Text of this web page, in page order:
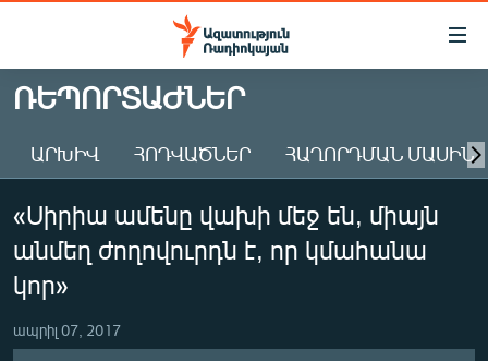
Մատչելիության
Անցնել
հիմնական
Անցնել
հիմնական
մենյուին
Որոնում
ԱԶԱՏՈՒԹՅՈՒՆ TV
ՀԱՅԱՍՏԱՆ
ԸՆՏՐՈՒԹՅՈՒՆՆԵՐ 2026
ԻՐԱՎՈՒՆՔ
ՏՆՏԵՍՈՒԹՅՈՒՆ
ՌԵՊՈՐՏԱԺՆԵՐ
ԱՐԽԻՎ ՀՈԴՎԱԾՆԵՐ ՀԱՂՈՐԴՄԱՆ ՄԱՍԻՆ
«Սիրիա ամենը վախի մեջ են, միայն
անմեղ ժողովուրդն է, որ կմահանա
կոր»
ապրիլ 07, 2017